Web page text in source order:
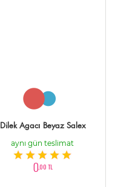
Dilek Agacı Beyaz Salex
aynı gün teslimat
0,00 TL